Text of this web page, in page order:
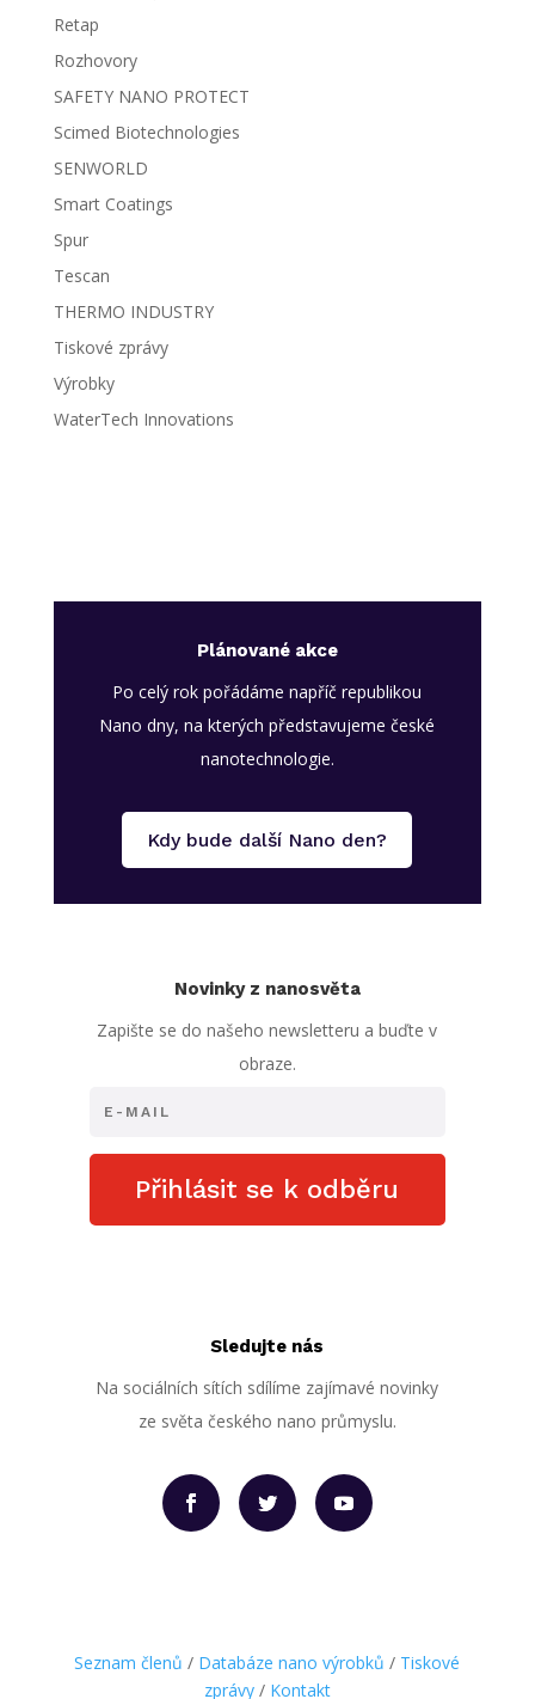
Retap
Rozhovory
SAFETY NANO PROTECT
Scimed Biotechnologies
SENWORLD
Smart Coatings
Spur
Tescan
THERMO INDUSTRY
Tiskové zprávy
Výrobky
WaterTech Innovations
Plánované akce
Po celý rok pořádáme napříč republikou
Nano dny, na kterých představujeme české
nanotechnologie.
Kdy bude další Nano den?
Novinky z nanosvěta
Zapište se do našeho newsletteru a buďte v
obraze.
Přihlásit se k odběru
Sledujte nás
Na sociálních sítích sdílíme zajímavé novinky
ze světa českého nano průmyslu.
Seznam členů / Databáze nano výrobků / Tiskové
zprávy/ Kontakt